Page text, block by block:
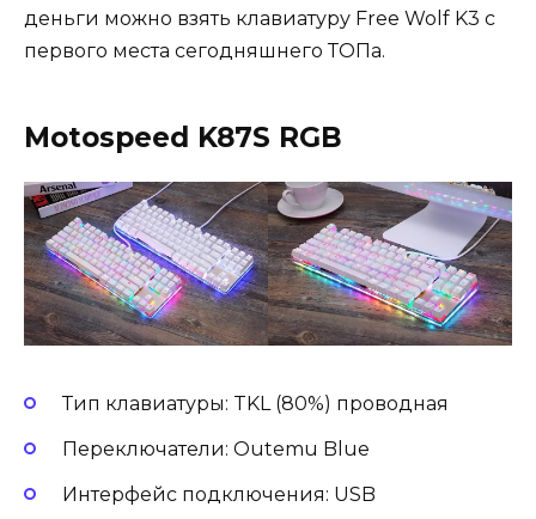
деньги можно взять клавиатуру Free Wolf K3 с
первого места сегодняшнего ТОПа.
Motospeed K87S RGB
Тип клавиатуры: TKL (80%) проводная
Переключатели: Outemu Blue
Интерфейс подключения: USB